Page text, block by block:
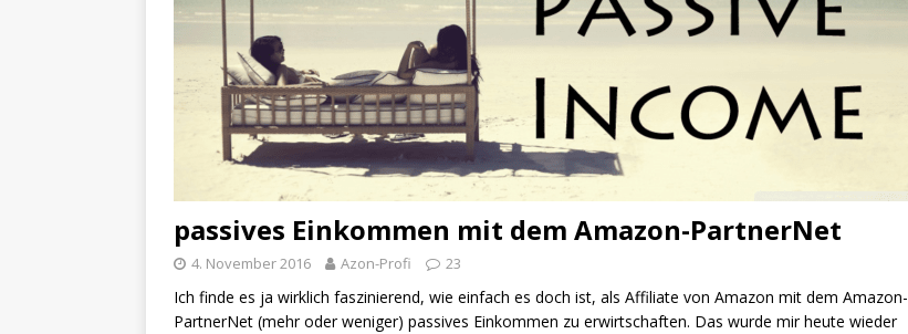
passives Einkommen mit dem Amazon-PartnerNet
4. November 2016 Azon-Profi 23
Ich finde es ja wirklich faszinierend, wie einfach es doch ist, als Affiliate von Amazon mit dem Amazon-
PartnerNet (mehr oder weniger) passives Einkommen zu erwirtschaften. Das wurde mir heute wieder